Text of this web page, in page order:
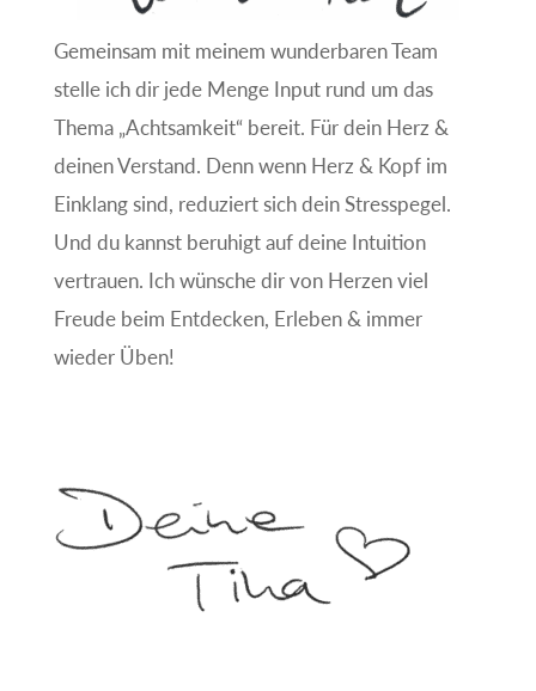
Gemeinsam mit meinem wunderbaren Team
stelle ich dir jede Menge Input rund um das
Thema „Achtsamkeit“ bereit. Für dein Herz &
deinen Verstand. Denn wenn Herz & Kopf im
Einklang sind, reduziert sich dein Stresspegel.
Und du kannst beruhigt auf deine Intuition
vertrauen. Ich wünsche dir von Herzen viel
Freude beim Entdecken, Erleben & immer
wieder Üben!